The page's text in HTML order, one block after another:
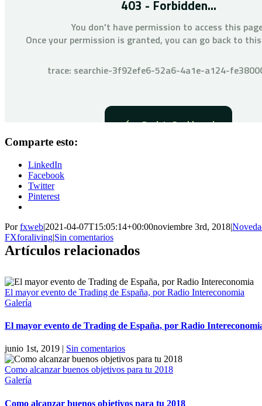
Comparte esto:
LinkedIn
Facebook
Twitter
Pinterest
Porfxweb|2021-04-07T15:05:14+00:00noviembre 3rd, 2018|
FXforaliving|Sin comentarios
Artículos relacionados
El mayor evento de Trading de España, por Radio Intereconomia
Galería
El mayor evento de Trading de España, por Radio
junio 1st, 2019 | Sin comentarios
Como alcanzar buenos objetivos para tu 2018
Galería
Como alcanzar buenos objetivos para tu 2018